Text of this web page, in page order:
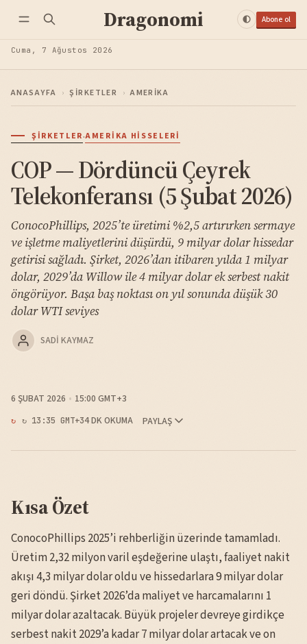
Dragonomi Abone ol
Cuma, 7 Ağustos 2026
ANASAYFA › ŞIRKETLER › AMERIKA
ŞIRKETLER·AMERIKA HISSELERI
COP — Dördüncü Çeyrek
Telekonferansı (5 Şubat 2026)
ConocoPhillips, 2025’te üretimi %2,5 artırırken sermaye
ve işletme maliyetlerini düşürdü, 9 milyar dolar hissedar
getirisi sağladı. Şirket, 2026’dan itibaren yılda 1 milyar
dolar, 2029’da Willow ile 4 milyar dolar ek serbest nakit
öngörüyor. Başa baş noktası on yıl sonunda düşük 30
dolar WTI seviyes
SADI KAYMAZ
6 ŞUBAT 2026 15:00 GMT+3
↻ 13:35 GMT+34 DK OKUMA PAYLAŞ
Kısa Özet
ConocoPhillips 2025’i rehberliğin üzerinde tamamladı.
Üretim 2,32 milyon varil eşdeğerine ulaştı, faaliyet nakit
akışı 4,3 milyar dolar oldu ve hissedarlara 9 milyar dolar
geri döndü. Şirket 2026’da maliyet ve harcamalarını 1
milyar dolar azaltacak. Büyük projeler devreye girdikçe
serbest nakit 2029’a kadar 7 milyar dolar artacak ve on